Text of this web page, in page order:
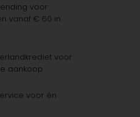
voor
vanaf € 60 in
voor
aankoop
voor én